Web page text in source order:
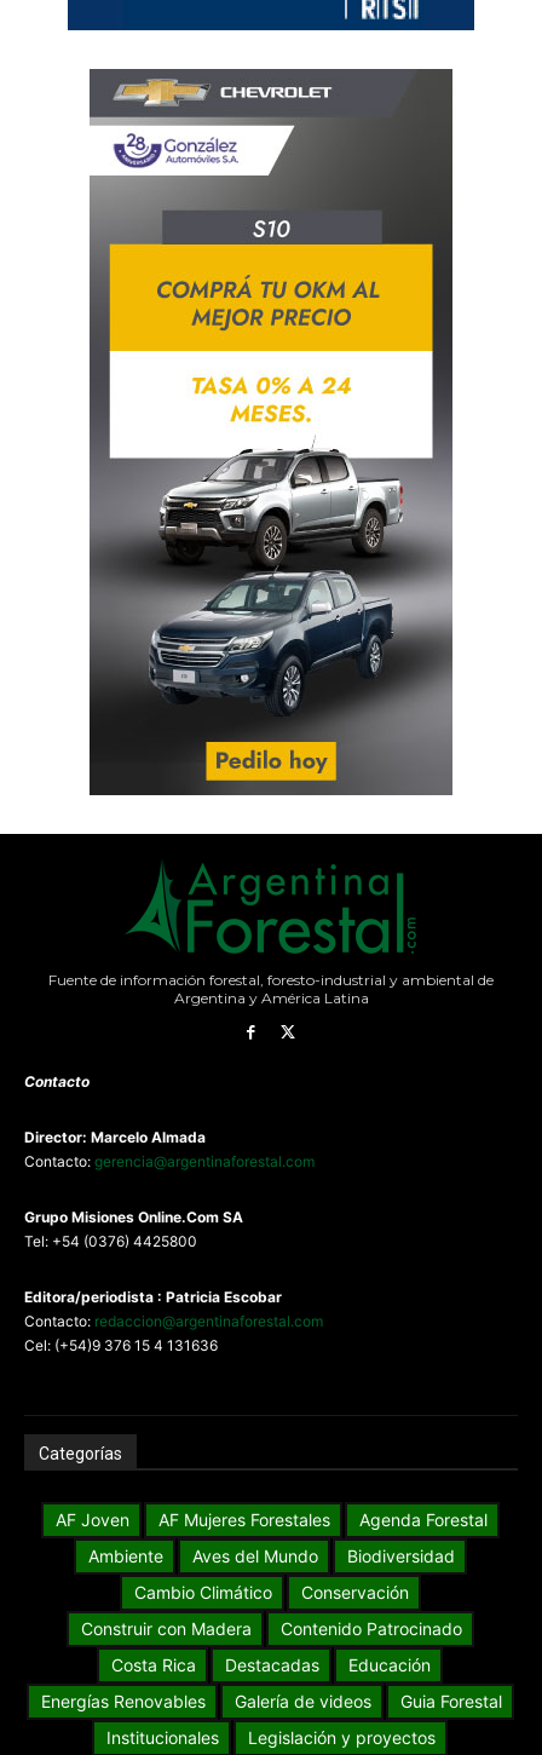
Fuente de información forestal, foresto-industrial y ambiental de
Argentina y América Latina
Contacto
Director: Marcelo Almada
Contacto: gerencia@argentinaforestal.com
Grupo Misiones Online.Com SA
Tel: +54 (0376) 4425800
Editora/periodista : Patricia Escobar
Contacto: redaccion@argentinaforestal.com
Cel: (+54)9 376 15 4 131636
Categorías
AF Joven AF Mujeres Forestales
Agenda Forestal
Ambiente
Aves del Mundo
Biodiversidad
Cambio Climático
Conservación
Construir con Madera
Contenido Patrocinado
Costa Rica
Destacadas
Educación
Energías Renovables
Galería de videos
Guia Forestal
Institucionales
Legislación y proyectos